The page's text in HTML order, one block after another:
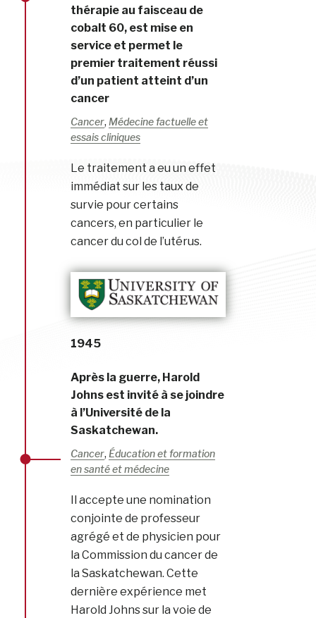
thérapie au faisceau de
cobalt 60, est mise en
service et permet le
premier traitement réussi
d’un patient atteint d’un
cancer
Cancer, Médecine factuelle et
essais cliniques
Le traitement a eu un effet
immédiat sur les taux de
survie pour certains
cancers, en particulier le
cancer du col de l’utérus.
1945
Après la guerre, Harold
Johns est invité à se joindre
à l’Université de la
Saskatchewan.
Cancer, Éducation et formation
en santé et médecine
Il accepte une nomination
conjointe de professeur
agrégé et de physicien pour
la Commission du cancer de
la Saskatchewan. Cette
dernière expérience met
Harold Johns sur la voie de